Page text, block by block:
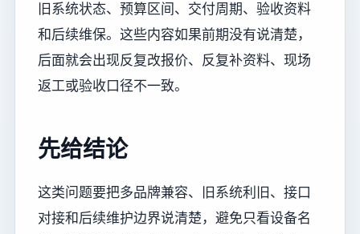
旧系统状态、预算区间、交付周期、验收资料
和后续维保。这些内容如果前期没有说清楚，
后面就会出现反复改报价、反复补资料、现场
返工或验收口径不一致。
先给结论
这类问题要把多品牌兼容、旧系统利旧、接口
对接和后续维护边界说清楚，避免只看设备名